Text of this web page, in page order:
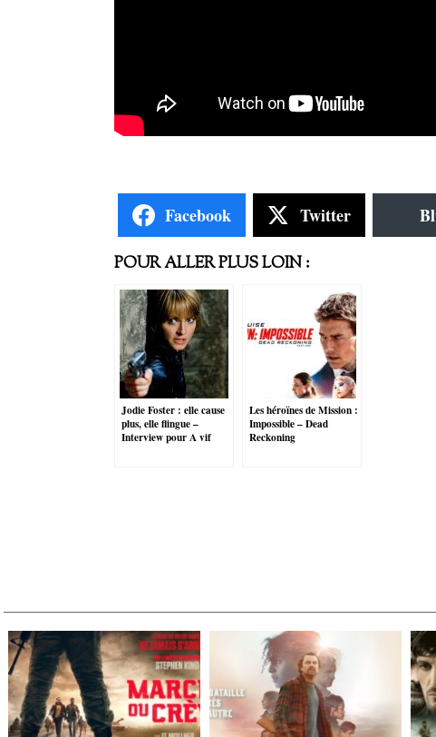
Facebook Twitter
POUR ALLER PLUS LOIN :
Jodie Foster : elle cause
plus, elle flingue –
Interview pour A vif
Les héroïnes de Mission :
Impossible – Dead
Reckoning